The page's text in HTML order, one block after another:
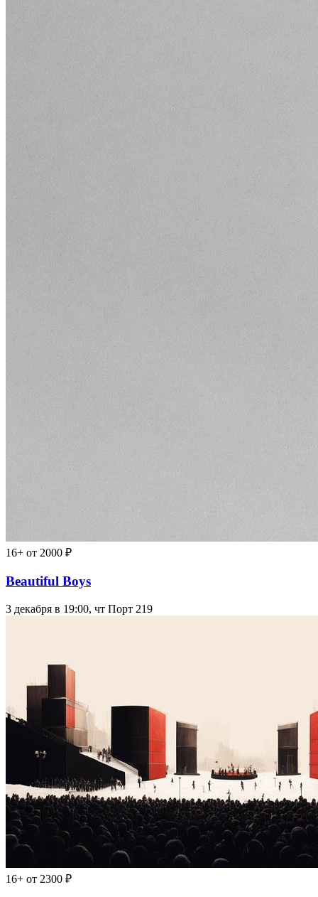
16+ от 2000 ₽
Beautiful Boys
3 декабря в 19:00, чт Порт 219
16+ от 2300 ₽